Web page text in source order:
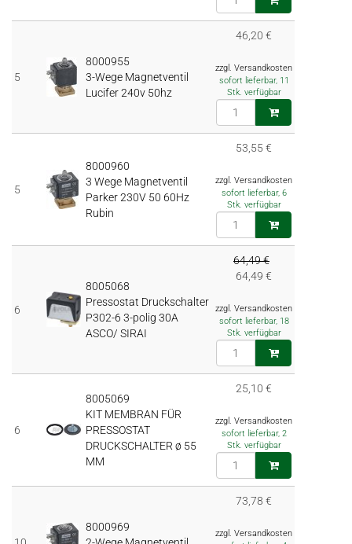
5
8000955
3-Wege Magnetventil
Lucifer 240v 50hz
46,20 €
zzgl. Versandkosten
sofort lieferbar, 11
Stk. verfügbar
5
8000960
3 Wege Magnetventil
Parker 230V 50 60Hz
Rubin
53,55 €
zzgl. Versandkosten
sofort lieferbar, 6
Stk. verfügbar
6
8005068
Pressostat Druckschalter
P302-6 3-polig 30A
ASCO/ SIRAI
64,49 €
64,49 €
zzgl. Versandkosten
sofort lieferbar, 18
Stk. verfügbar
6
8005069
KIT MEMBRAN FÜR
PRESSOSTAT
DRUCKSCHALTER ø 55
MM
25,10 €
zzgl. Versandkosten
sofort lieferbar, 2
Stk. verfügbar
8000969
73,78 €
zzgl. Versandkosten